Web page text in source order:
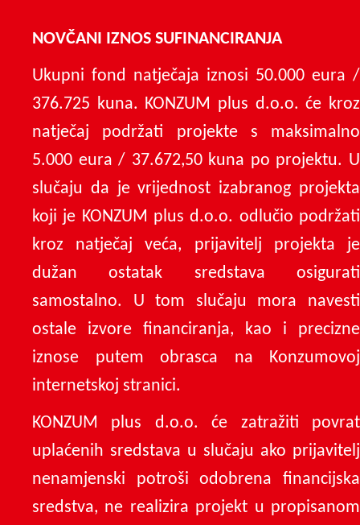
NOVČANI IZNOS SUFINANCIRANJA
Ukupni fond natječaja iznosi 50.000 eura /
376.725 kuna. KONZUM plus d.o.o. će kroz
natječaj podržati projekte s maksimalno
5.000 eura / 37.672,50 kuna po projektu. U
slučaju da je vrijednost izabranog projekta
koji je KONZUM plus d.o.o. odlučio podržati
kroz natječaj veća, prijavitelj projekta je
dužan ostatak sredstava osigurati
samostalno. U tom slučaju mora navesti
ostale izvore financiranja, kao i precizne
iznose putem obrasca na Konzumovoj
internetskoj stranici.
KONZUM plus d.o.o. će zatražiti povrat
uplaćenih sredstava u slučaju ako prijavitelj
nenamjenski potroši odobrena financijska
sredstva, ne realizira projekt u propisanom